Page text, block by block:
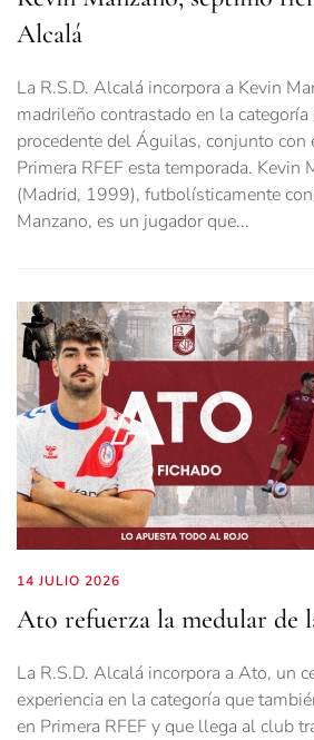
Alcalá
La R.S.D. Alcalá incorpora a Kevin
madrileño contrastado en la
procedente del Águilas, conjunto con
Primera RFEF esta temporada. Kevin
(Madrid, 1999), futbolísticamente
Manzano, es un jugador que...
14 JULIO 2026
Ato refuerza la medular de
La R.S.D. Alcalá incorpora a Ato, un
experiencia en la categoría que
en Primera RFEF y que llega al club